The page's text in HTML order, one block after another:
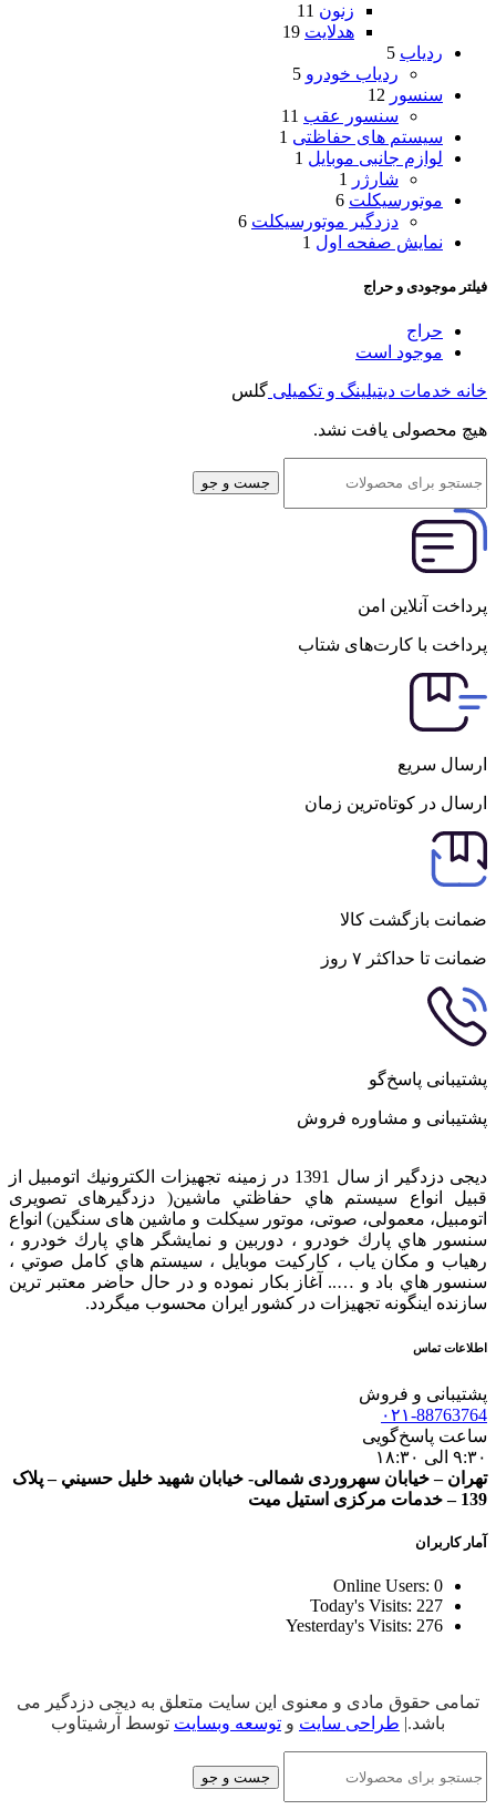
زنون 11
هدلایت 19
ردیاب 5
ردیاب خودرو 5
سنسور 12
سنسور عقب 11
سیستم های حفاظتی 1
لوازم جانبی موبایل 1
شارژر
1
موتورسیکلت 6
دزدگیر موتورسیکلت 6
نمایش صفحه اول 1
فیلتر موجودی و حراج
حراج
موجود است
خانه خدمات دیتیلینگ و تکمیلی گلس
هیچ محصولی یافت نشد.
جست و جو
پرداخت آنلاین امن
پرداخت با کارت‌های شتاب
ارسال سریع
ارسال در کوتاه‌ترین زمان
ضمانت بازگشت کالا
ضمانت تا حداکثر ۷ روز
پشتیبانی پاسخ‌گو
پشتیبانی و مشاوره فروش
دیجی دزدگیر از سال 1391 در زمينه تجهيزات الكترونيك اتومبیل از
قبيل انواع سيستم هاي حفاظتي ماشین( دزدگيرهای تصویری
اتومبیل، معمولی، صوتی، موتور سیکلت و ماشین های سنگین) انواع
سنسور هاي پارك خودرو ، دوربين و نمايشگر هاي پارك خودرو ،
رهياب و مكان ياب ، كاركيت موبايل ، سيستم هاي كامل صوتي ،
سنسور هاي باد و ….. آغاز بكار نموده و در حال حاضر معتبر ترين
سازنده اينگونه تجهيزات در كشور ایران محسوب ميگردد.
اطلاعات تماس
پشتیبانی و فروش
۰۲۱-88763764
ساعت پاسخ‌گویی
۹:۳۰ الی ۱۸:۳۰
تهران – خيابان سهروردی شمالی- خيابان شهيد خليل حسيني – پلاک
139 – خدمات مرکزی استیل میت
آمار کاربران
Online Users: 0
Today's Visits: 227
Yesterday's Visits: 276
تمامی حقوق مادی و معنوی این سایت متعلق به دیجی دزدگیر می
باشد.| طراحی سایت و توسعه وبسایت توسط آرشیتاوب
جست و جو